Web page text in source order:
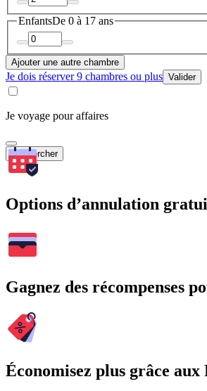
EnfantsDe 0 à 17 ans
Ajouter une autre chambre
Je dois réserver 9 chambres ou plus Valider
Je voyage pour affaires
Rechercher
Options d’annulation
Gagnez des récompenses
Économisez plus grâce